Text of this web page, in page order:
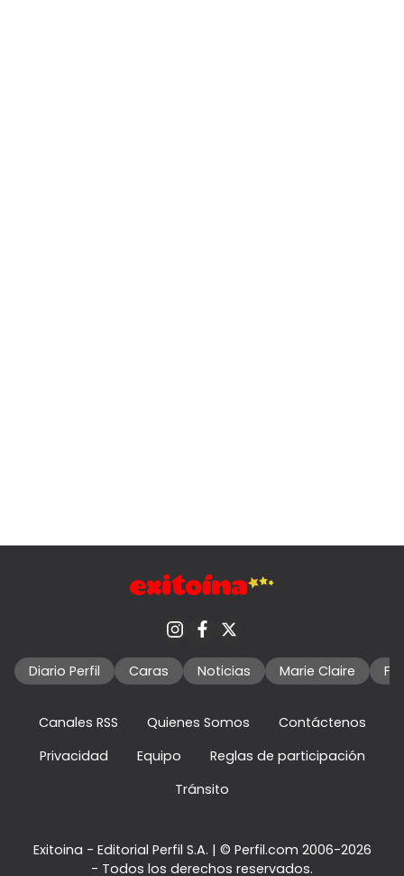
Diario Perfil Caras Noticias Marie Claire
Canales RSS Quienes Somos
Contáctenos
Privacidad
Equipo
Reglas de participación
Tránsito
Exitoina - Editorial Perfil S.A. | © Perfil.com 2006-2026
- Todos los derechos reservados.